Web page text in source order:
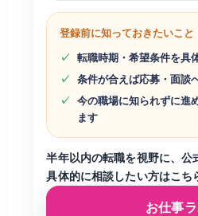
登録前に知っておきたいこと
転職時期・希望条件を具
条件が合えば応募・面談
今の職場に知られずに進
ます
半年以内の転職を視野に、公
具体的に相談したい方はこち
お仕事